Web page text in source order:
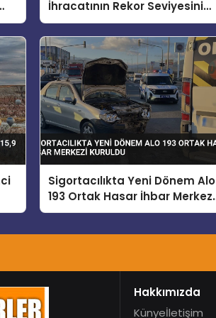
İhracatının Rekor Seviyesini
Koruduğunu Açıkladı
Sigortacılıkta Yeni Dönem Alo
193 Ortak Hasar İhbar Merkezi
Kuruldu
Hakkımızda
Künyeİletişim